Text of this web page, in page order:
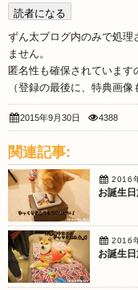
ずん太ブログ内のみで処理
ません。
匿名性も確保されています
（登録の最後に、特典画
2015年9月30日 4388
関連記事:
2016
お誕生
2016
お誕生